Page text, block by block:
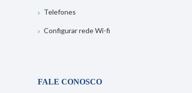
Telefones
Configurar rede Wi-fi
FALE CONOSCO